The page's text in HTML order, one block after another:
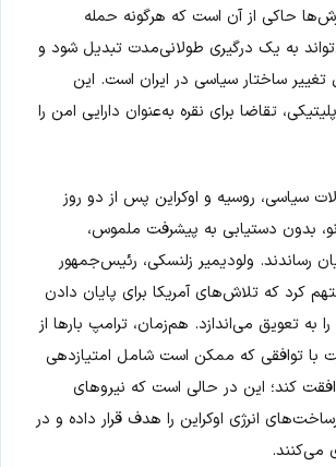
حاکی از آن است که هرگونه حمله
به یک درگیری طولانی‌مدت تبدیل شود و
تغییر ساختار سیاسی در ایران است. این
تقاضا برای نقره به‌عنوان دارایی امن را
سیاسی، روسیه و اوکراین پس از دو روز
بدون دستیابی به پیشرفت ملموس،
رساندند. ولودیمیر زلنسکی، رئیس‌جمهور
کرد که تلاش‌های آمریکا برای پایان دادن
به تعویق می‌اندازد. هم‌زمان، ترامپ بارها از
با توافقی که ممکن است شامل امتیازدهی
کند؛ این در حالی است که نیروهای
انرژی اوکراین را هدف قرار داده و در
می‌کنند.